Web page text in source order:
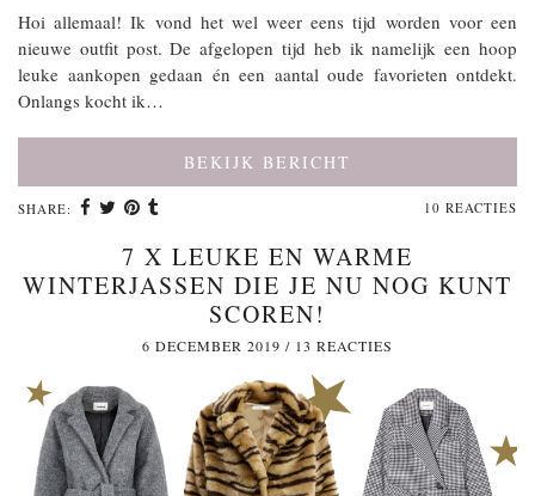
Hoi allemaal! Ik vond het wel weer eens tijd worden voor een
nieuwe outfit post. De afgelopen tijd heb ik namelijk een hoop
leuke aankopen gedaan én een aantal oude favorieten ontdekt.
Onlangs kocht ik…
BEKIJK BERICHT
SHARE: 10 REACTIES
7 X LEUKE EN WARME
WINTERJASSEN DIE JE NU NOG KUNT
SCOREN!
6 DECEMBER 2019 / 13 REACTIES